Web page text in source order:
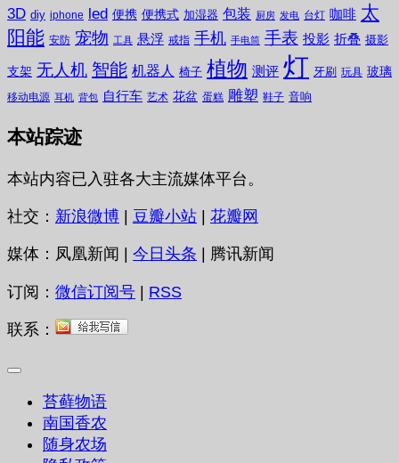
3D diy iphone led 便携 便携式 加湿器 包装 厨房 发电 台灯 咖啡 太
阳能 安防 宠物 工具 悬浮 戒指 手机 手电筒 手表 投影 折叠 摄影
支架 无人机 智能 机器人 椅子 植物 测评 灯 牙刷 玩具 玻璃
移动电源 耳机 背包 自行车 艺术 花盆 蛋糕 雕塑 鞋子 音响
本站踪迹
本站内容已入驻各大主流媒体平台。
社交： 新浪微博 豆瓣小站 花瓣网
媒体：凤凰新闻 | 今日头条 | 腾讯新闻
订阅： 微信订阅号 | RSS
联系：
苔藓物语
南国香农
随身农场